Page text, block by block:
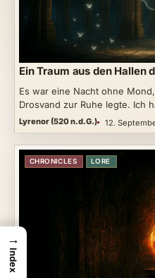
Ein Traum aus den Hallen
Es war eine Nacht ohne
Drosvand zur Ruhe legte. Ich
Lyrenor (520 n.d.G.) 12.
CHRONICLES LORE
→
Index